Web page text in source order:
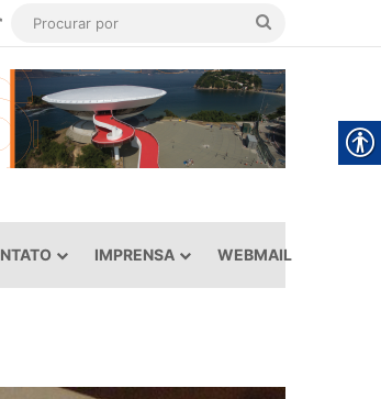
TikTok
IMPRENSA WEBMAIL